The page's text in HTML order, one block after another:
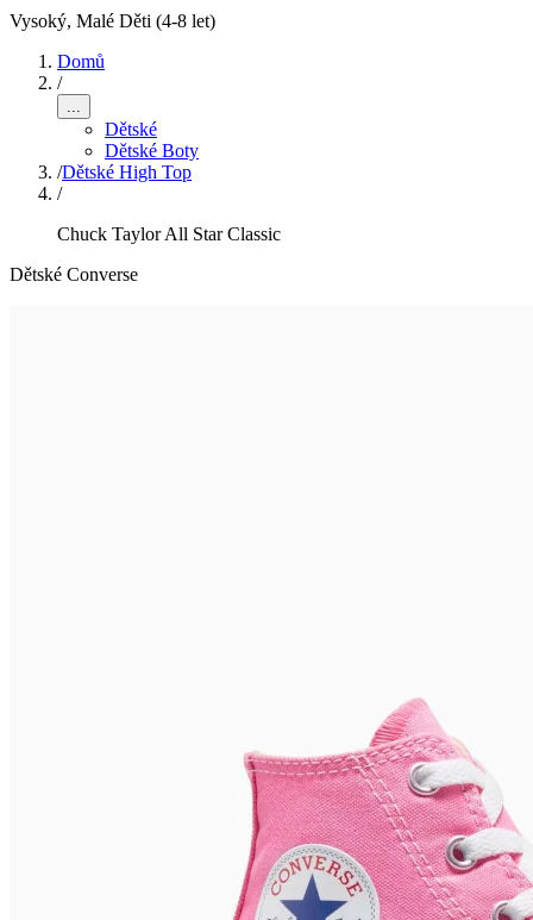
Vysoký, Malé Děti (4-8 let)
Domů
/
...
Dětské
Dětské Boty
/Dětské High Top
/
Chuck Taylor All Star Classic
Dětské Converse